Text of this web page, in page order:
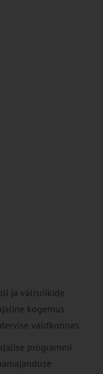
ja välisriikide
kogemus
valdkonnas.
programmi